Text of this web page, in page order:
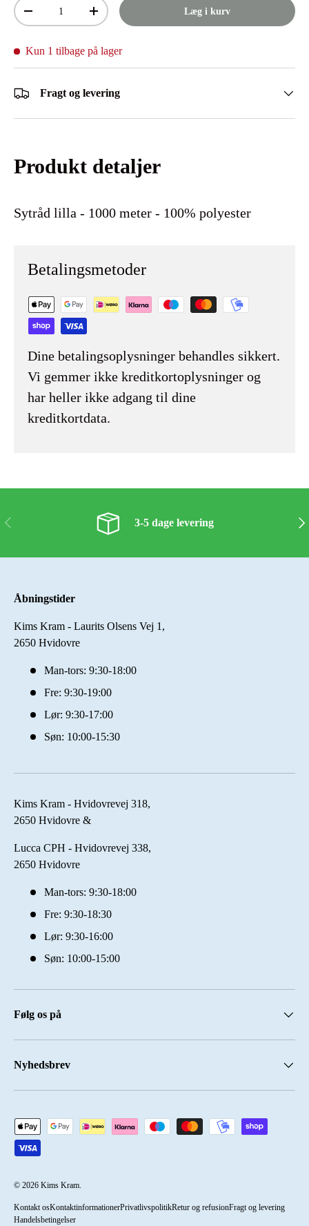
Antal
Mindsk antal
Øg antal Læg i kurv
Kun 1 tilbage på lager
Fragt og levering
Produkt detaljer
Sytråd lilla - 1000 meter - 100% polyester
Betalingsmetoder
Dine betalingsoplysninger behandles sikkert.
Vi gemmer ikke kreditkortoplysninger og
har heller ikke adgang til dine
kreditkortdata.
Forrige 3-5 dage levering
Åbningstider
Kims Kram - Laurits Olsens Vej 1,
2650 Hvidovre
Man-tors: 9:30-18:00
Fre: 9:30-19:00
Lør: 9:30-17:00
Søn: 10:00-15:30
Kims Kram - Hvidovrevej 318,
2650 Hvidovre &
Lucca CPH - Hvidovrevej 338,
2650 Hvidovre
Man-tors: 9:30-18:00
Fre: 9:30-18:30
Lør: 9:30-16:00
Søn: 10:00-15:00
Følg os på
Nyhedsbrev
Accepterede betalingsmetoder
© 2026 Kims Kram
Kontakt osKontaktinformationerPrivatlivspolitikRetur og refusionFragt og levering
Handelsbetingelser